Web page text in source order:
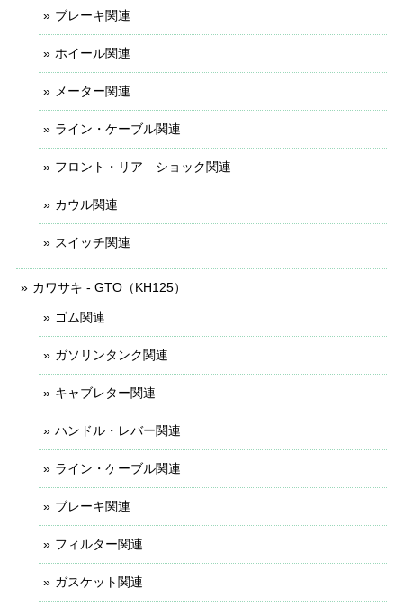
ブレーキ関連
ホイール関連
メーター関連
ライン・ケーブル関連
フロント・リア ショック関連
カウル関連
スイッチ関連
カワサキ - GTO（KH125）
ゴム関連
ガソリンタンク関連
キャブレター関連
ハンドル・レバー関連
ライン・ケーブル関連
ブレーキ関連
フィルター関連
ガスケット関連